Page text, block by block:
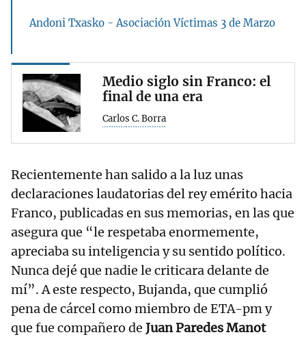
Andoni Txasko - Asociación Víctimas 3 de Marzo
Medio siglo sin Franco: el
final de una era
Carlos C. Borra
Recientemente han salido a la luz unas
declaraciones laudatorias del rey emérito hacia
Franco, publicadas en sus memorias, en las que
asegura que “le respetaba enormemente,
apreciaba su inteligencia y su sentido político.
Nunca dejé que nadie le criticara delante de
mí”. A este respecto, Bujanda, que cumplió
pena de cárcel como miembro de ETA-pm y
que fue compañero de Juan Paredes Manot